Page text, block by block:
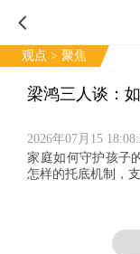
观点 > 聚焦
梁鸿三人谈：
2026年07月15
家庭如何守护孩子
怎样的托底机制，